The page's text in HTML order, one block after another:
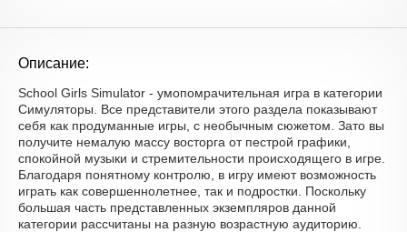
Описание:
School Girls Simulator - умопомрачительная игра в категории
Симуляторы. Все представители этого раздела показывают
себя как продуманные игры, с необычным сюжетом. Зато вы
получите немалую массу восторга от пестрой графики,
спокойной музыки и стремительности происходящего в игре.
Благодаря понятному контролю, в игру имеют возможность
играть как совершеннолетнее, так и подростки. Поскольку
большая часть представленных экземпляров данной
категории рассчитаны на разную возрастную аудиторию.